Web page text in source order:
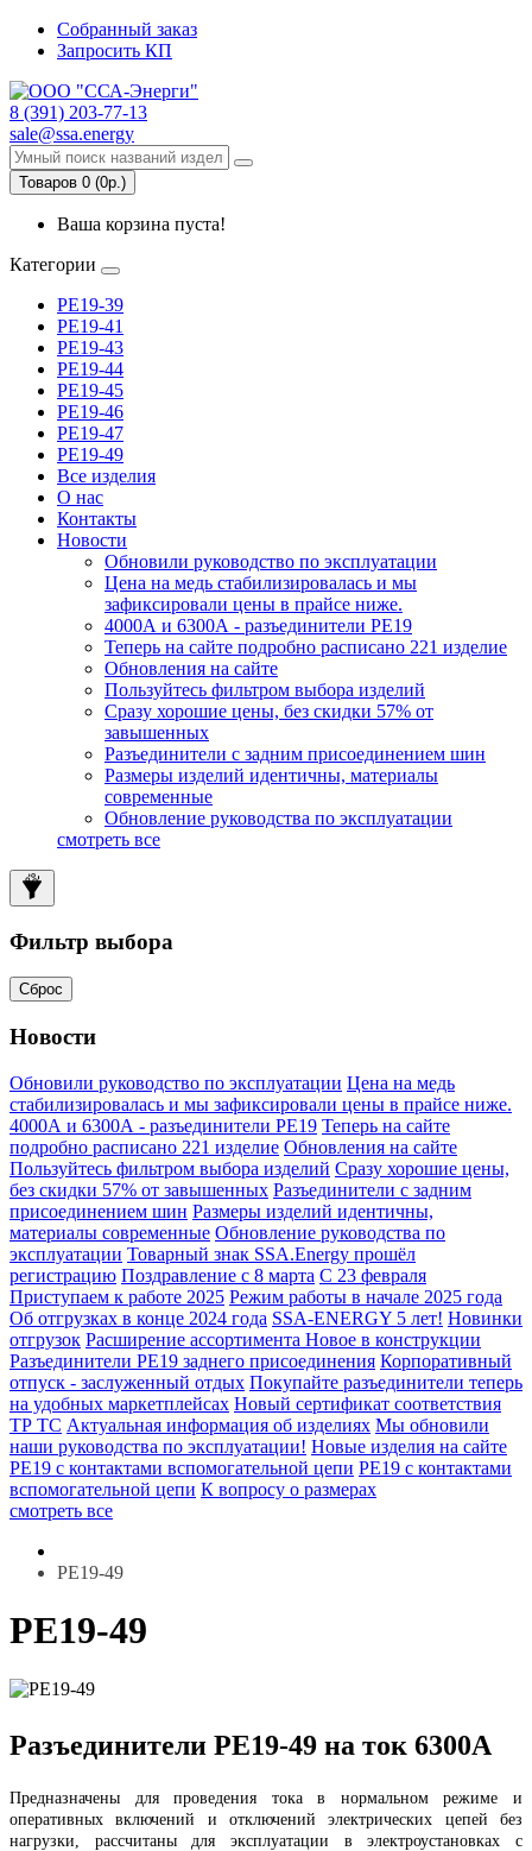
Собранный заказ
Запросить КП
8 (391) 203-77-13
sale@ssa.energy
Товаров 0 (0р.)
Ваша корзина пуста!
Категории
РЕ19-39
РЕ19-41
РЕ19-43
РЕ19-44
РЕ19-45
РЕ19-46
РЕ19-47
РЕ19-49
Все изделия
О нас
Контакты
Новости
Обновили руководство по эксплуатации
Цена на медь стабилизировалась и мы
зафиксировали цены в прайсе ниже.
4000А и 6300А - разъединители РЕ19
Теперь на сайте подробно расписано 221 изделие
Обновления на сайте
Пользуйтесь фильтром выбора изделий
Сразу хорошие цены, без скидки 57% от
завышенных
Разъединители с задним присоединением шин
Размеры изделий идентичны, материалы
современные
Обновление руководства по эксплуатации
смотреть все
Фильтр выбора
Сброс
Новости
Обновили руководство по эксплуатации Цена на медь
стабилизировалась и мы зафиксировали цены в прайсе ниже.
4000А и 6300А - разъединители РЕ19 Теперь на сайте
подробно расписано 221 изделие Обновления на сайте
Пользуйтесь фильтром выбора изделий Сразу хорошие цены,
без скидки 57% от завышенных Разъединители с задним
присоединением шин Размеры изделий идентичны,
материалы современные Обновление руководства по
эксплуатации Товарный знак SSA.Energy прошёл
регистрацию Поздравление с 8 марта С 23 февраля
Приступаем к работе 2025 Режим работы в начале 2025 года
Об отгрузках в конце 2024 года SSA-ENERGY 5 лет! Новинки
отгрузок Расширение ассортимента Новое в конструкции
Разъединители РЕ19 заднего присоединения Корпоративный
отпуск - заслуженный отдых Покупайте разъединители теперь
на удобных маркетплейсах Новый сертификат соответствия
ТР ТС Актуальная информация об изделиях Мы обновили
наши руководства по эксплуатации! Новые изделия на сайте
РЕ19 с контактами вспомогательной цепи РЕ19 с контактами
вспомогательной цепи К вопросу о размерах
смотреть все
РЕ19-49
РЕ19-49
Разъединители РЕ19-49 на ток 6300А
Предназначены для проведения тока в нормальном режиме и
оперативных включений и отключений электрических цепей без
нагрузки, рассчитаны для эксплуатации в электроустановках с